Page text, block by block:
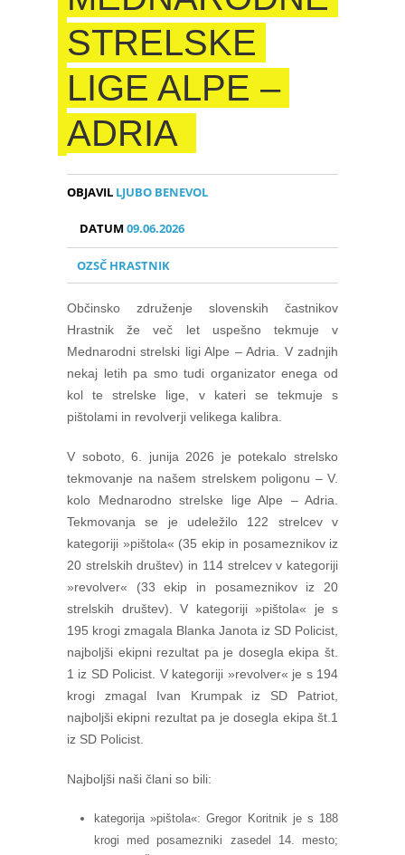
STRELSKE
LIGE ALPE –
ADRIA
OBJAVIL LJUBO BENEVOL
DATUM09.06.2026
OZSČ HRASTNIK
Občinsko združenje slovenskih častnikov
Hrastnik že več let uspešno tekmuje v
Mednarodni strelski ligi Alpe – Adria. V zadnjih
nekaj letih pa smo tudi organizator enega od
kol te strelske lige, v kateri se tekmuje s
pištolami in revolverji velikega kalibra.
V soboto, 6. junija 2026 je potekalo strelsko
tekmovanje na našem strelskem poligonu – V.
kolo Mednarodno strelske lige Alpe – Adria.
Tekmovanja se je udeležilo 122 strelcev v
kategoriji »pištola« (35 ekip in posameznikov iz
20 strelskih društev) in 114 strelcev v kategoriji
»revolver« (33 ekip in posameznikov iz 20
strelskih društev). V kategoriji »pištola« je s
195 krogi zmagala Blanka Janota iz SD Policist,
najboljši ekipni rezultat pa je dosegla ekipa št.
1 iz SD Policist. V kategoriji »revolver« je s 194
krogi zmagal Ivan Krumpak iz SD Patriot,
najboljši ekipni rezultat pa je dosegla ekipa št.1
iz SD Policist.
Najboljši naši člani so bili:
kategorija »pištola«: Gregor Koritnik je s 188
krogi med posamezniki zasedel 14. mesto;